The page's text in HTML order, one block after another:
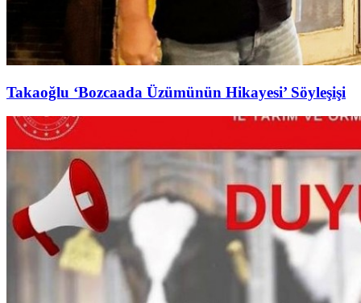
Takaoğlu ‘Bozcaada Üzümünün Hikayesi’ Söyleşişi